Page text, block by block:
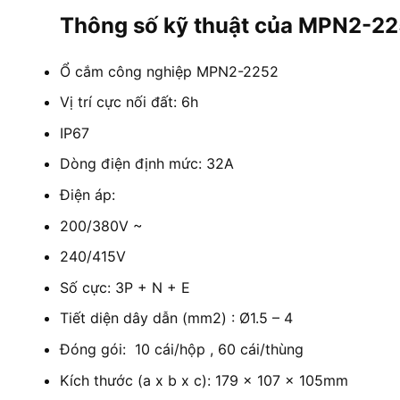
Thông số kỹ thuật của MPN2-
Ổ cắm công nghiệp MPN2-2252
Vị trí cực nối đất: 6h
IP67
Dòng điện định mức: 32A
Điện áp:
200/380V ~
240/415V
Số cực: 3P + N + E
Tiết diện dây dẫn (mm2) : Ø1.5 – 4
Đóng gói: 10 cái/hộp , 60 cái/thùng
Kích thước (a x b x c): 179 x 107 x 105mm